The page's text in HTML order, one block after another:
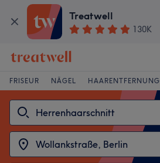
Treatwell
130K
FRISEUR NÄGEL HAARENTFERNUNG